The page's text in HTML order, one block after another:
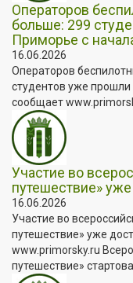
Операторов
больше: 299
Приморье с
16.06.2026
Операторов
студентов уже прошли
сообщает
Участие во
путешествие»
16.06.2026
Участие во
путешествие» уже
www.primorsky.ru
путешествие»